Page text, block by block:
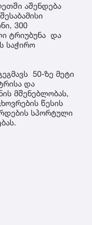
აშენდება
300
ტრიუბუნა და
საჭირო
50-ზე მეტი
და
მშენებლობას,
წესის
სპორტული